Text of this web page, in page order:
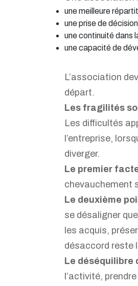
une meilleure
une prise de
une continuité dans
une capacité de
L’association
départ.
Les fragilités
Les difficultés
l’entreprise,
diverger.
Le premier
chevauchement
Le deuxième
se désaligner
les acquis,
désaccord reste
Le déséquilibre
l’activité,